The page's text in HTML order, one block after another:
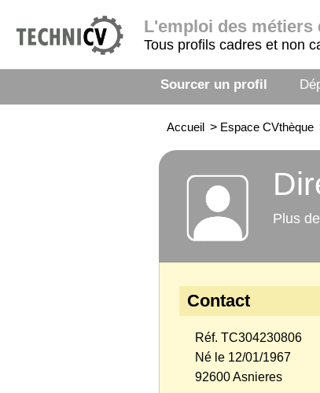
L'emploi des métiers
Tous profils cadres et non
Sourcer un profil
Accueil > Espace CVthèque
Plus
Contact
Réf. TC304230806
Né le 12/01/1967
92600 Asnieres